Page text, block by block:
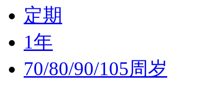
定期
1年
70/80/90/105周岁